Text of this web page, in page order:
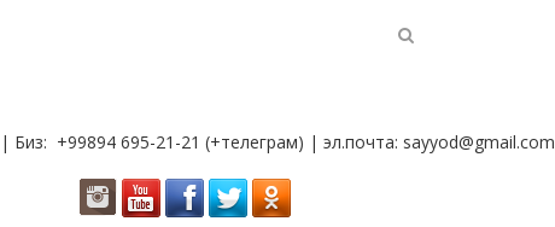
| Биз: +99894 695-21-21 (+телеграм) | эл.почта: sayyod@gmail.com